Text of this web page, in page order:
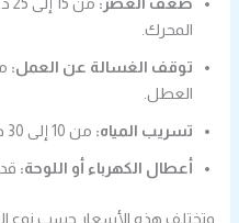
ضعف العصر:
المحرك.
توقف الغسالة عن العمل:
العطل.
تسريب المياه: من 10 إلى 30 د.ك حسب مكان التسريب.
أعطال الكهرباء أو اللوحة: قد
وتختلف هذه الأسعار حسب نوع